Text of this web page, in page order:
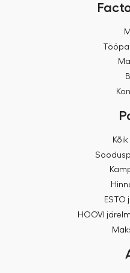
ESTO
HOOVI